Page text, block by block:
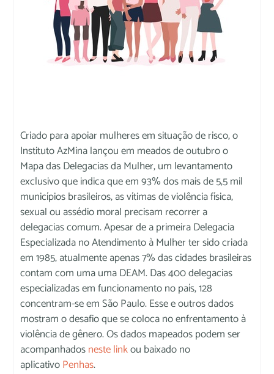
Criado para apoiar mulheres em situação de risco, o
Instituto AzMina lançou em meados de outubro o
Mapa das Delegacias da Mulher, um levantamento
exclusivo que indica que em 93% dos mais de 5,5 mil
municípios brasileiros, as vítimas de violência física,
sexual ou assédio moral precisam recorrer a
delegacias comum. Apesar de a primeira Delegacia
Especializada no Atendimento à Mulher ter sido criada
em 1985, atualmente apenas 7% das cidades brasileiras
contam com uma uma DEAM. Das 400 delegacias
especializadas em funcionamento no país, 128
concentram-se em São Paulo. Esse e outros dados
mostram o desafio que se coloca no enfrentamento à
violência de gênero. Os dados mapeados podem ser
acompanhadosneste linkou baixado no
aplicativoPenhas.